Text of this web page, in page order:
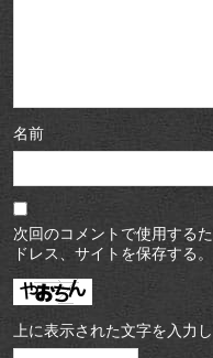
名前
次回のコメントで使用する
ドレス、サイトを保存する。
上に表示された文字を入力